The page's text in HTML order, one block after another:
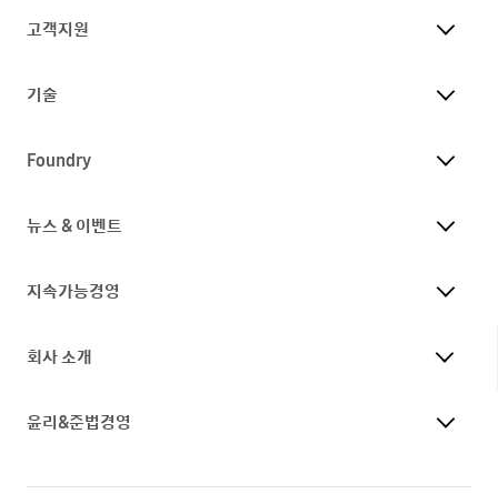
고객지원
기술
Foundry
뉴스 & 이벤트
지속가능경영
회사 소개
윤리&준법경영